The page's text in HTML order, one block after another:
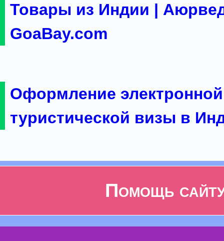
Товары из Индии |
GoaBay.com
Оформление электронной
туристической визы в
Помощь